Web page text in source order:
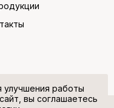
работы
вы соглашаетесь